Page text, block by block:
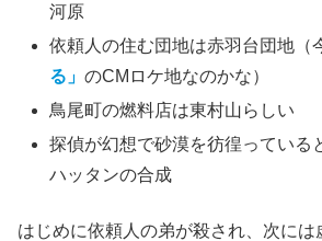
河原
依頼人の住む団地は赤羽台団地（
る」のCMロケ地なのかな）
鳥尾町の燃料店は東村山らしい
探偵が幻想で砂漠を彷徨っている
ハッタンの合成
はじめに依頼人の弟が殺され、次に